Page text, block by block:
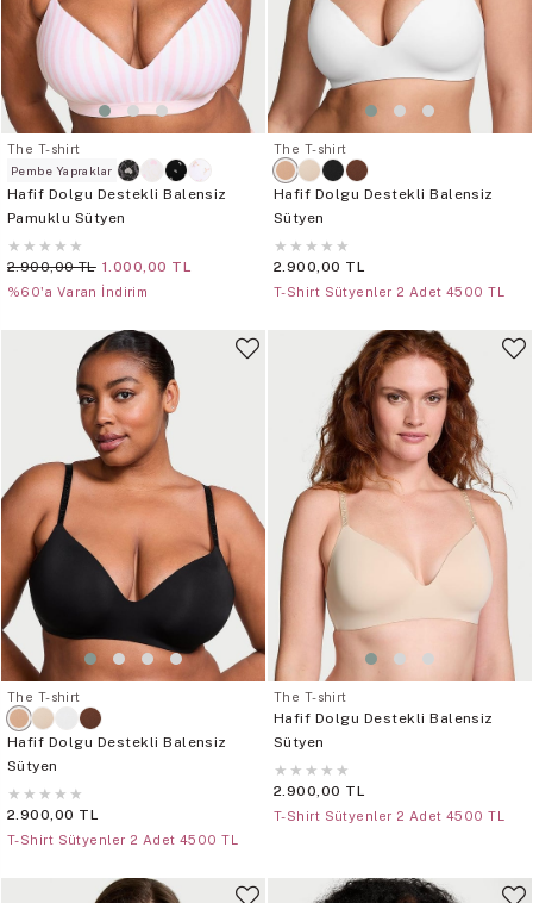
The T-shirt
Pembe Yapraklar
Hafif Dolgu Destekli Balensiz
Pamuklu Sütyen
★ ★ ★ ★ ★
2.900,00 TL 1.000,00 TL
%60'a Varan İndirim
The T-shirt
Hafif Dolgu Destekli Balensiz
Sütyen
★ ★ ★ ★ ★
2.900,00 TL
T-Shirt Sütyenler 2 Adet 4500 TL
The T-shirt
Hafif Dolgu Destekli Balensiz
Sütyen
★ ★ ★ ★ ★
2.900,00 TL
T-Shirt Sütyenler 2 Adet 4500 TL
The T-shirt
Hafif Dolgu Destekli Balensiz
Sütyen
★ ★ ★ ★ ★
2.900,00 TL
T-Shirt Sütyenler 2 Adet 4500 TL